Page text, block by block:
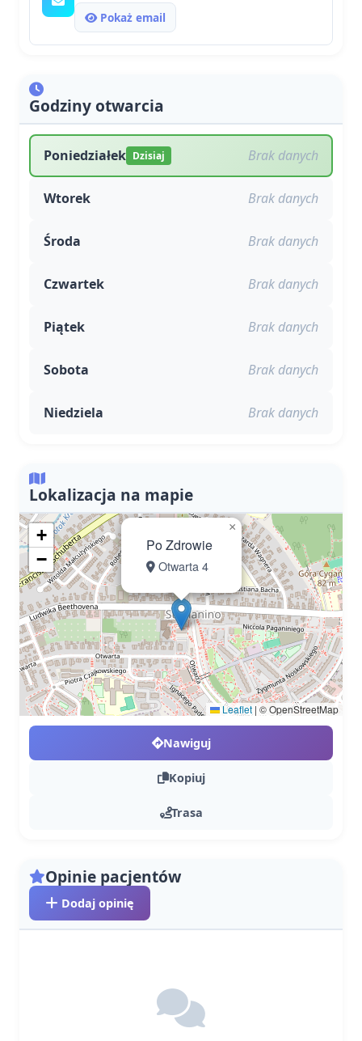
Pokaż email
Godziny otwarcia
Poniedziałek Dzisiaj Brak danych
Wtorek Brak danych
Środa Brak danych
Czwartek Brak danych
Piątek Brak danych
Sobota Brak danych
Niedziela Brak danych
Lokalizacja na mapie
Po Zdrowie
Otwarta 4
×
+
−
Leaflet | © OpenStreetMap
Nawiguj
Kopiuj
Trasa
Opinie pacjentów
Dodaj opinię